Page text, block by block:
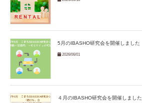
5月のIBASHO研究会を開催しました
2026/06/01
４月のIBASHO研究会を開催しました